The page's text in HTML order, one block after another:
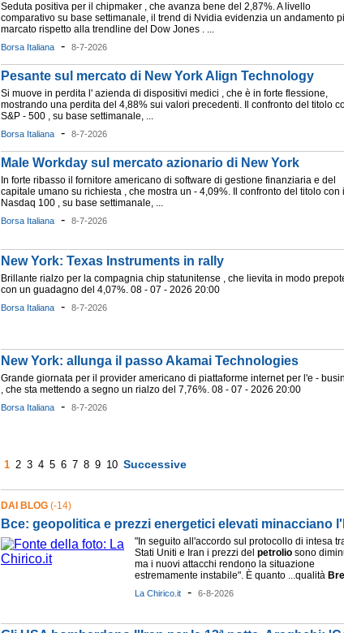
Seduta positiva per il chipmaker , che avanza bene del 2,87%. A livello
comparativo su base settimanale, il trend di Nvidia evidenzia un andamento
marcato rispetto alla trendline del Dow Jones . ...
Borsa Italiana - 8-7-2026
Pesante sul mercato di New York Align Technology
Si muove in perdita l' azienda di dispositivi medici , che è in forte flessione,
mostrando una perdita del 4,88% sui valori precedenti. Il confronto del titolo
S&P - 500 , su base settimanale, ...
Borsa Italiana - 8-7-2026
Male Workday sul mercato azionario di New York
In forte ribasso il fornitore americano di software di gestione finanziaria e del
capitale umano su richiesta , che mostra un - 4,09%. Il confronto del titolo con il
Nasdaq 100 , su base settimanale, ...
Borsa Italiana - 8-7-2026
New York: Texas Instruments in rally
Brillante rialzo per la compagnia chip statunitense , che lievita in modo
con un guadagno del 4,07%. 08 - 07 - 2026 20:00
Borsa Italiana - 8-7-2026
New York: allunga il passo Akamai Technologies
Grande giornata per il provider americano di piattaforme internet per l'e -
, che sta mettendo a segno un rialzo del 7,76%. 08 - 07 - 2026 20:00
Borsa Italiana - 8-7-2026
1 2 3 4 5 6 7 8 9 10 Successive
DAI BLOG (-14)
Bce: geopolitica e prezzi energetici elevati minacciano
"In seguito all'accordo sul protocollo di intesa
Stati Uniti e Iran i prezzi del petrolio sono
ma i nuovi attacchi rendono la situazione
estremamente instabile". È quanto ...qualità
La Chirico.it - 6-8-2026